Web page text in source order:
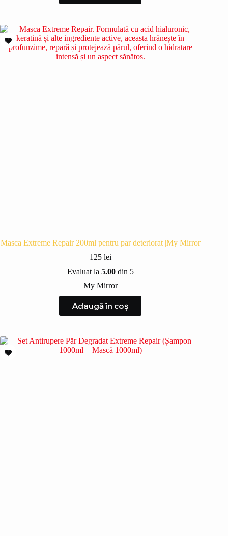
Masca Extreme Repair 200ml pentru par deteriorat |My Mirror
125 lei
Evaluat la 5.00din 5
My Mirror
Adaugă în coș